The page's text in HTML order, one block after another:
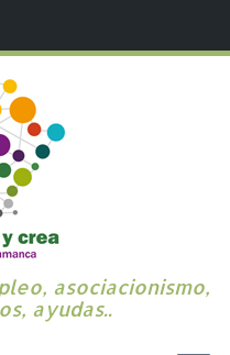
asociacionismo,
ayudas..